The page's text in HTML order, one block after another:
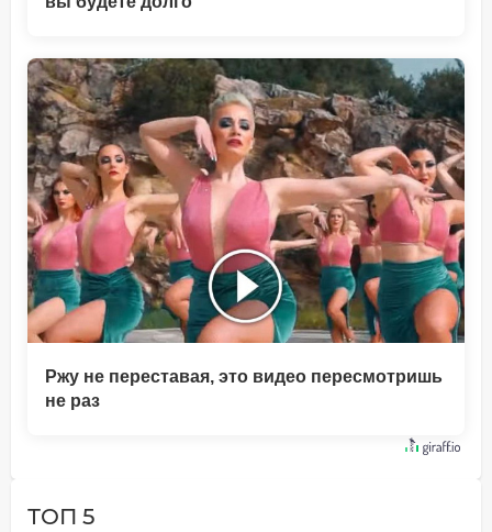
Ржу не переставая, это видео пересмотришь
не раз
ТОП 5